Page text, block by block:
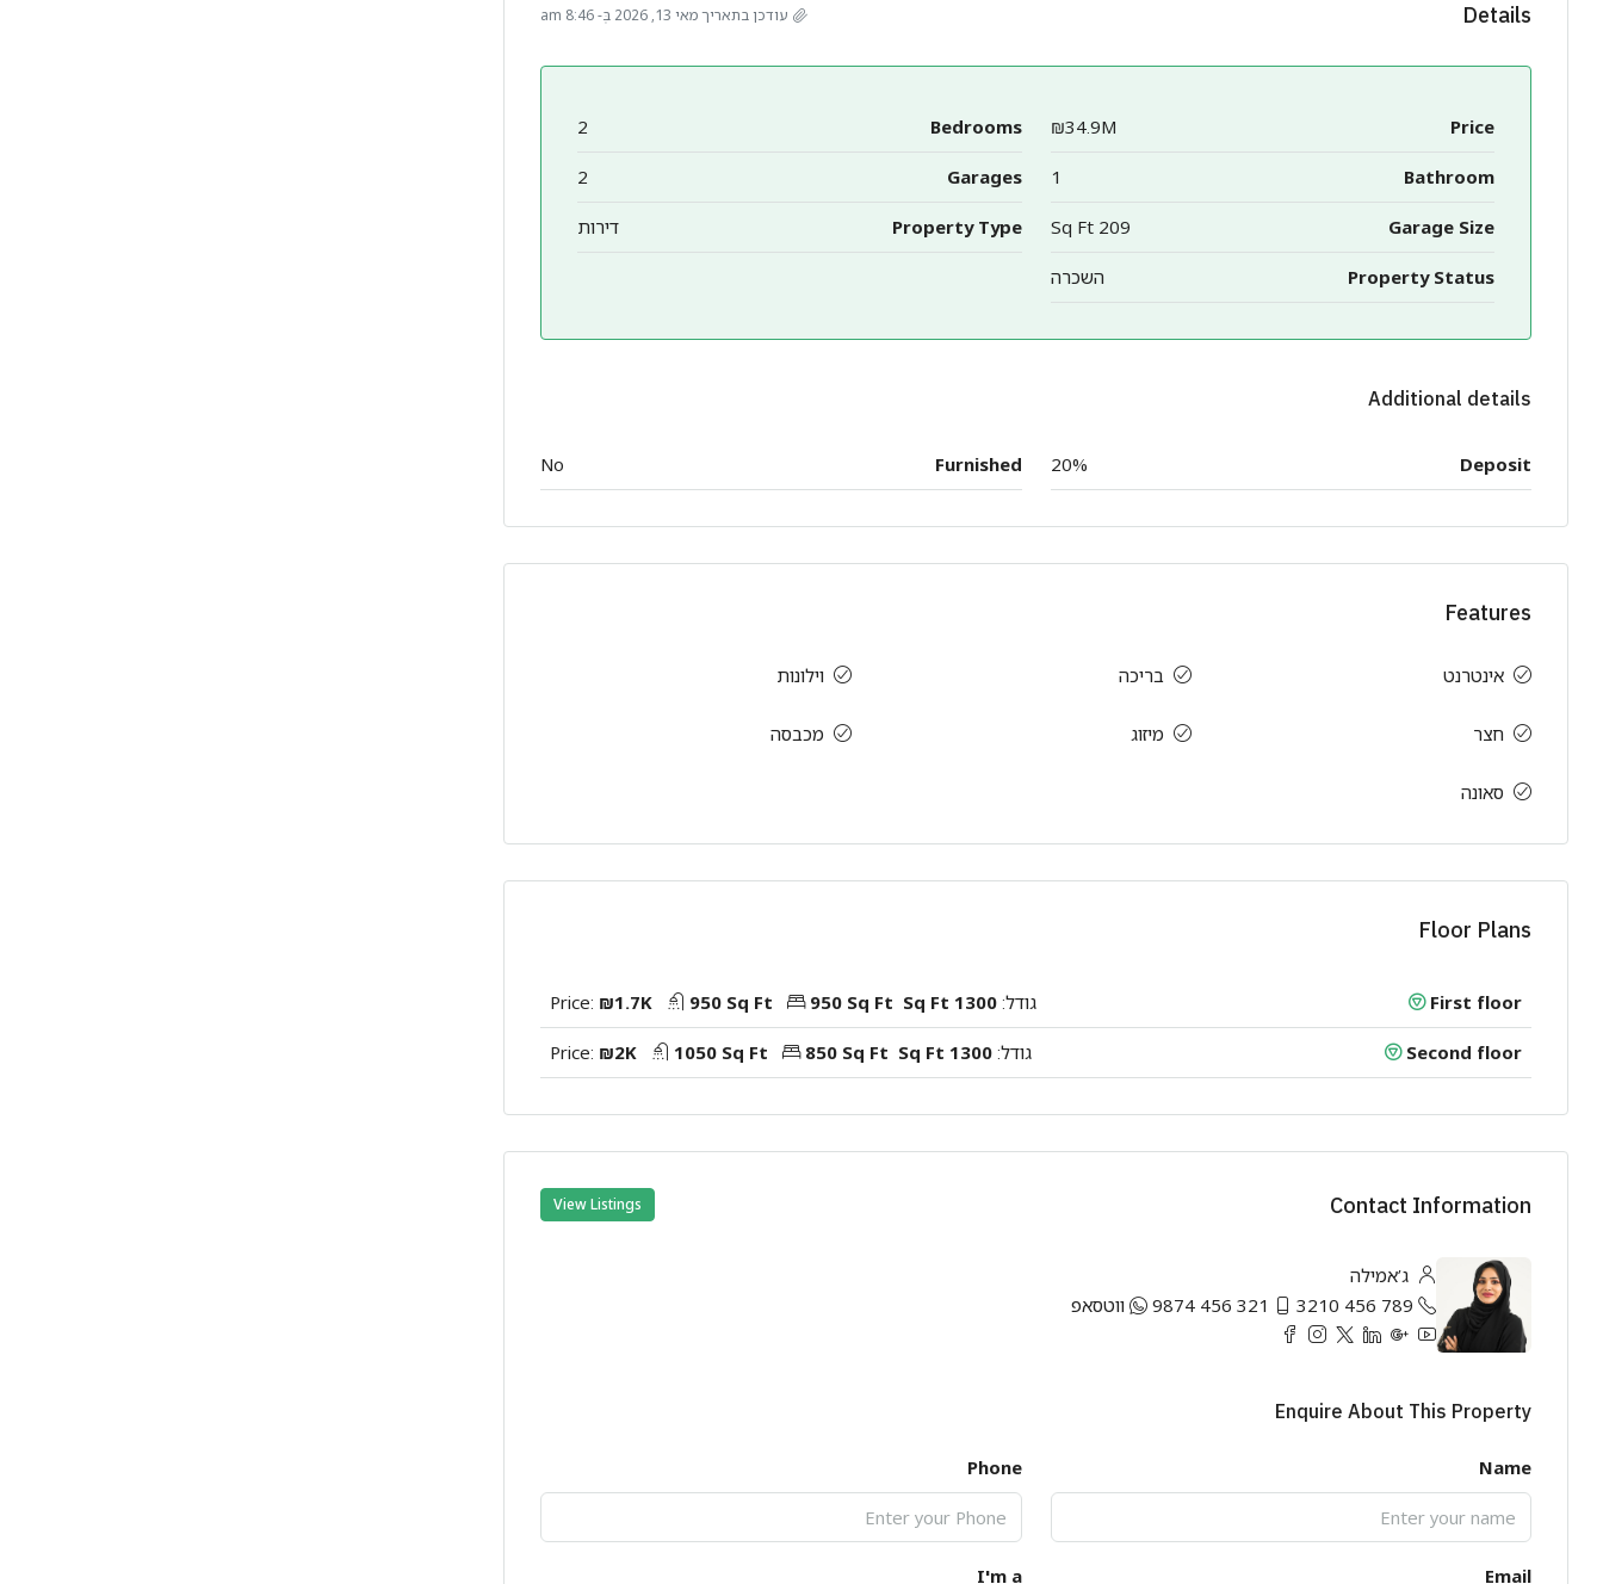
Details עודכן בתאריך מאי 13, 2026 בְּ- 8:46 am
Price
₪34.9M
Bedrooms
2
Bathroom
1
Garages
2
Garage Size
209 Sq Ft
Property Type דירות
Property Status השכרה
Additional details
Deposit
20%
Furnished
No
Features
אינטרנט בריכה וילונות
חצר מיזוג מכבסה
סאונה
Floor Plans
First floor גודל: 1300 Sq Ft
950 Sq Ft
950 Sq Ft
Price: ₪1.7K
Second floor גודל: 1300 Sq Ft
850 Sq Ft
1050 Sq Ft
Price: ₪2K
Contact Information
View Listings
ג’אמילה
789 456 3210
321 456 9874 ווטסאפ
Enquire About This Property
Name
Phone
Email
I'm a